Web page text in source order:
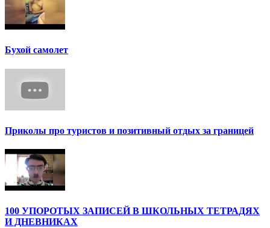
Бухой самолет
Приколы про туристов и позитивный отдых за границей
100 УПОРОТЫХ ЗАПИСЕЙ В ШКОЛЬНЫХ ТЕТРАДЯХ
И ДНЕВНИКАХ